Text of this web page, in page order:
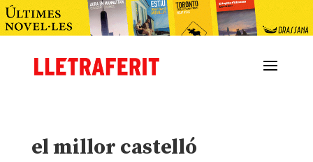
el millor castelló